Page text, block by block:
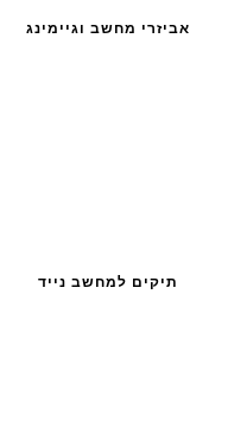
אביזרי מחשב וגיימינג
תיקים למחשב נייד